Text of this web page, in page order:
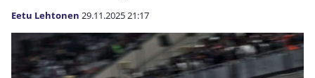
Eetu Lehtonen 29.11.202521:17